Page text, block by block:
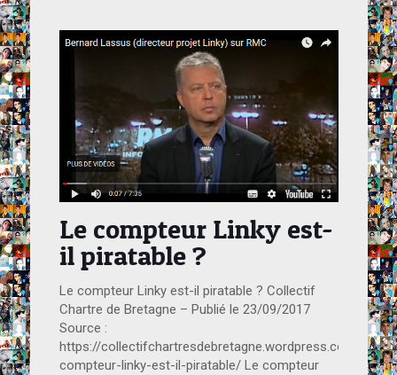
Le compteur Linky est-
il piratable ?
Le compteur Linky est-il piratable ? Collectif
Chartre de Bretagne – Publié le 23/09/2017
Source :
https://collectifchartresdebretagne.wordpress.com/
compteur-linky-est-il-piratable/ Le compteur